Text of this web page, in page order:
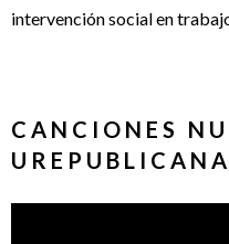
intervención social en
CANCIONES